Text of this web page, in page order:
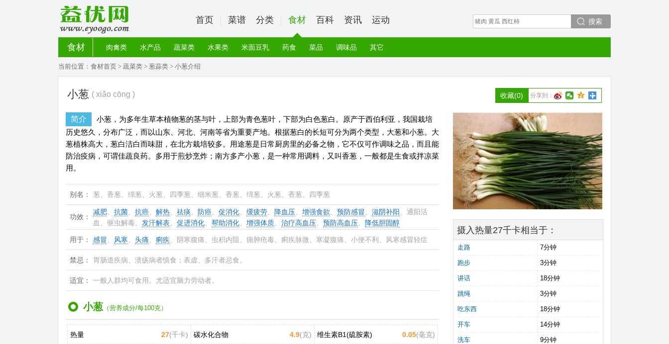
搜索
首页 菜谱 分类 食材 百科 资讯 运动
食材 肉禽类 水产品 蔬菜类 水果类 米面豆乳 药食 菜品 调味品 其它
当前位置： 食材首页 > 蔬菜类 > 葱蒜类 > 小葱介绍
小葱 ( xiǎo cōng ) 分享到：
收藏(0)
简介
小葱，为多年生草本植物葱的茎与叶，上部为青色葱叶，下部为白色葱白。原产于西伯利亚，我国栽培
历史悠久，分布广泛，而以山东、河北、河南等省为重要产地。根据葱白的长短可分为两个类型，大葱和小葱。大
葱植株高大，葱白洁白而味甜，在北方栽培较多。用途葱是日常厨房里的必备之物，它不仅可作调味之品，而且能
防治疫病，可谓佳蔬良药。多用于煎炒烹炸；南方多产小葱，是一种常用调料，又叫香葱，一般都是生食或拌凉菜
用。
别名： 葱、香葱、绵葱、火葱、四季葱、细米葱、香葱、绵葱、火葱、香葱、四季葱
功效：
减肥 抗菌 抗癌 解热 祛痰 防癌 促消化 缓疲劳 降血压 增强食欲 预防感冒 滋阴补阳 、通阳活
血、驱虫解毒、 发汗解表 促进消化 帮助消化 增强体质 治疗高血压 预防高血压 降低胆固醇
用于： 感冒 风寒 头痛 痢疾 、阴寒腹痛、虫积内阻、痈肿疮毒、痢疾脉微、寒凝腹痛、小便不利、风寒感冒轻症
禁忌： 胃肠道疾病、溃疡病者慎食；表虚、多汗者忌食。
适宜： 一般人群均可食用。尤适宜脑力劳动者。
小葱 （营养成分/每100克）
热量 27(千卡) 碳水化合物 4.9(克) 维生素B1(硫胺素) 0.05(毫克)
摄入热量27千卡相当于：
走路 7分钟
跑步 3分钟
讲话 18分钟
跳绳 3分钟
吃东西 18分钟
开车 14分钟
洗车 9分钟